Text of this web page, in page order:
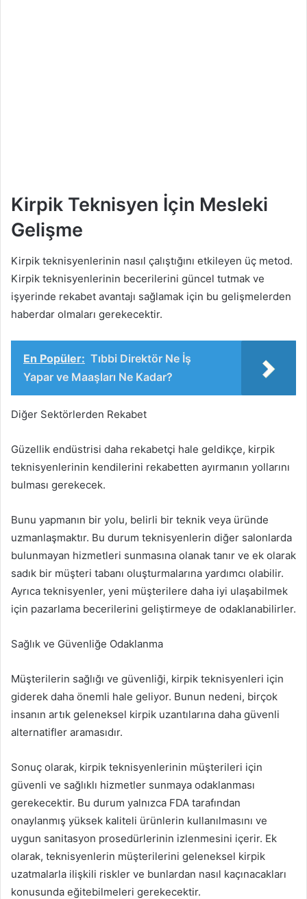
Kirpik Teknisyen İçin Mesleki
Gelişme
Kirpik teknisyenlerinin nasıl çalıştığını etkileyen üç metod.
Kirpik teknisyenlerinin becerilerini güncel tutmak ve
işyerinde rekabet avantajı sağlamak için bu gelişmelerden
haberdar olmaları gerekecektir.
En Popüler: Tıbbi Direktör Ne İş
Yapar ve Maaşları Ne Kadar?
Diğer Sektörlerden Rekabet
Güzellik endüstrisi daha rekabetçi hale geldikçe, kirpik
teknisyenlerinin kendilerini rekabetten ayırmanın yollarını
bulması gerekecek.
Bunu yapmanın bir yolu, belirli bir teknik veya üründe
uzmanlaşmaktır. Bu durum teknisyenlerin diğer salonlarda
bulunmayan hizmetleri sunmasına olanak tanır ve ek olarak
sadık bir müşteri tabanı oluşturmalarına yardımcı olabilir.
Ayrıca teknisyenler, yeni müşterilere daha iyi ulaşabilmek
için pazarlama becerilerini geliştirmeye de odaklanabilirler.
Sağlık ve Güvenliğe Odaklanma
Müşterilerin sağlığı ve güvenliği, kirpik teknisyenleri için
giderek daha önemli hale geliyor. Bunun nedeni, birçok
insanın artık geleneksel kirpik uzantılarına daha güvenli
alternatifler aramasıdır.
Sonuç olarak, kirpik teknisyenlerinin müşterileri için
güvenli ve sağlıklı hizmetler sunmaya odaklanması
gerekecektir. Bu durum yalnızca FDA tarafından
onaylanmış yüksek kaliteli ürünlerin kullanılmasını ve
uygun sanitasyon prosedürlerinin izlenmesini içerir. Ek
olarak, teknisyenlerin müşterilerini geleneksel kirpik
uzatmalarla ilişkili riskler ve bunlardan nasıl kaçınacakları
konusunda eğitebilmeleri gerekecektir.